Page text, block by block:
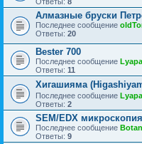
Алмазные бруски
Последнее сообщение
Ответы: 20
Bester 700
Последнее сообщение
Ответы: 11
Хигашияма
Последнее сообщение
Ответы: 2
SEM/EDX
Последнее сообщение
Ответы: 9